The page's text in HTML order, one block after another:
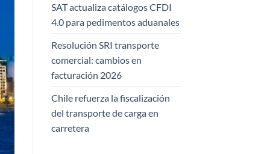
SAT actualiza catálogos CFDI
4.0 para pedimentos aduanales
Resolución SRI transporte
comercial: cambios en
facturación 2026
Chile refuerza la fiscalización
del transporte de carga en
carretera